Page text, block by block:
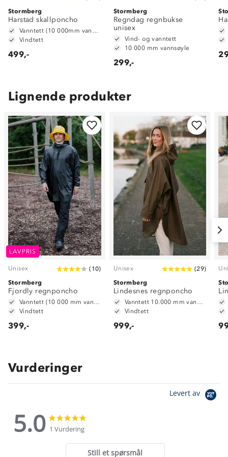
Stormberg
Harstad skallponcho
Vindtett
499,-
Stormberg
Regndag regnbukse
unisex
Vind- og vanntett
10 000 mm vannsøyle
299,-
Lignende produkter
LAVPRIS
Unisex ( 10)
Stormberg
Fjordly regnponcho
Vindtett
399,-
Unisex (29)
Stormberg
Lindesnes regnponcho
Vindtett
999,-
Vurderinger
Levert av
5.0
5.0
star
rating
1 Vurdering
Still et spørsmål